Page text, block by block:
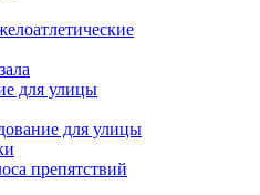
для улицы
для улицы
препятствий